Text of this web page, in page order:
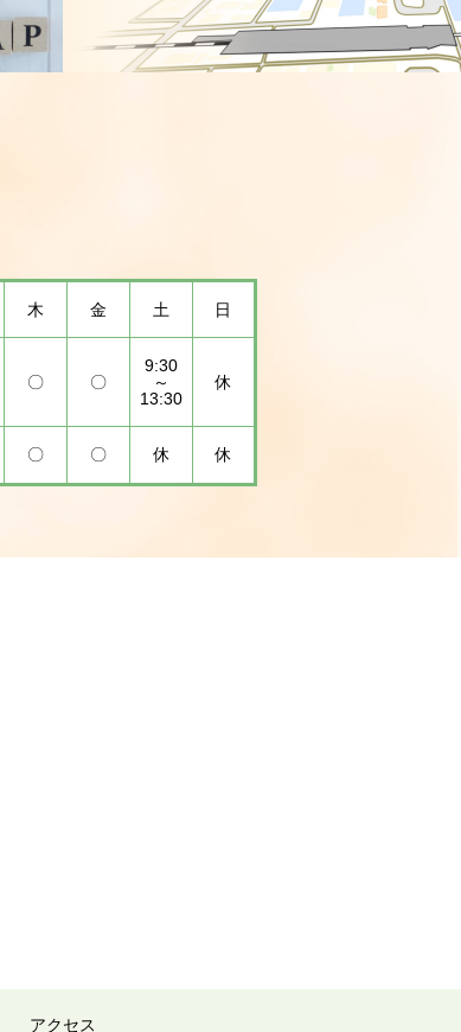
木 金 土 日
〇 〇
9:30
～
13:30
休
〇 〇 休 休
アクセス